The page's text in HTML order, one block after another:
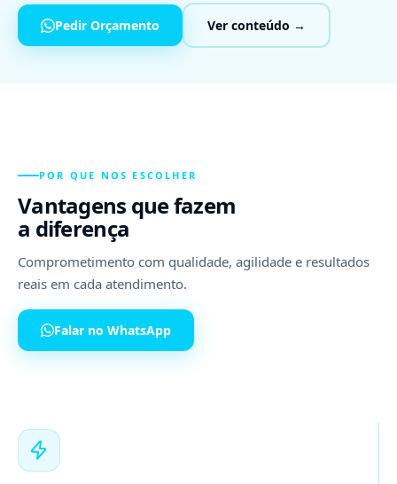
Pedir Orçamento Ver conteúdo →
POR QUE NOS ESCOLHER
Vantagens que fazem
a diferença
Comprometimento com qualidade, agilidade e resultados
reais em cada atendimento.
Falar no WhatsApp